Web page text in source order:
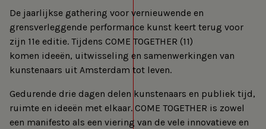
De jaarlijkse gathering voor vernieuwende en
grensverleggende performance kunst keert terug voor
zijn 11e editie. Tijdens COME TOGETHER (11)
komen ideeën, uitwisseling en samenwerkingen van
kunstenaars uit Amsterdam tot leven.
Gedurende drie dagen delen kunstenaars en publiek tijd,
ruimte en ideeën met elkaar. COME TOGETHER is zowel
een manifesto als een viering van de vele innovatieve en